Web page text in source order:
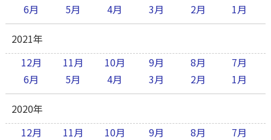
6月
5月 4月 3月 2月 1月
2021年
12月
11月 10月 9月 8月
7月
6月
5月 4月 3月 2月 1月
2020年
12月
11月 10月 9月 8月
7月